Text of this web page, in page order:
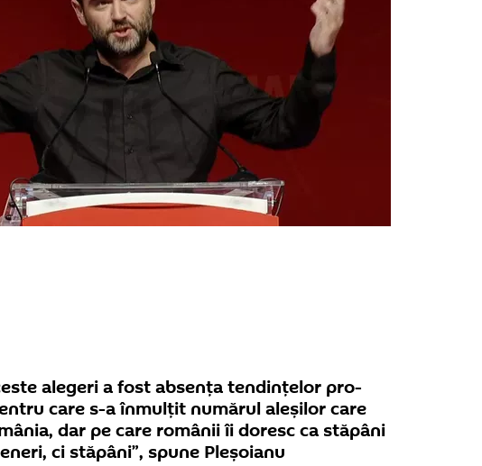
alegeri a fost absența tendințelor pro-
care s-a înmulțit numărul aleșilor care
dar pe care românii îi doresc ca stăpâni
ci stăpâni”, spune Pleșoianu